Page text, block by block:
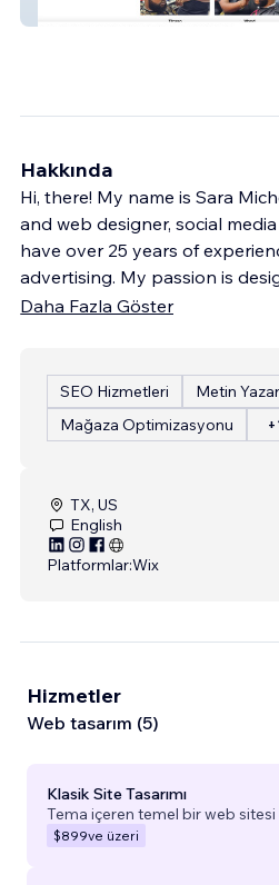
Freshstyles Barber Shop
Hakkında
Hi, there! My name is Sara
and web designer, social
have over 25 years of
advertising. My passion is
Daha Fazla Göster
SEO Hizmetleri
Metin
Mağaza Optimizasyonu
TX, US
English
Platformlar:Wix
Hizmetler
Web tasarım (5)
Klasik Site Tasarımı
Tema içeren temel bir web sitesi
$899ve üzeri